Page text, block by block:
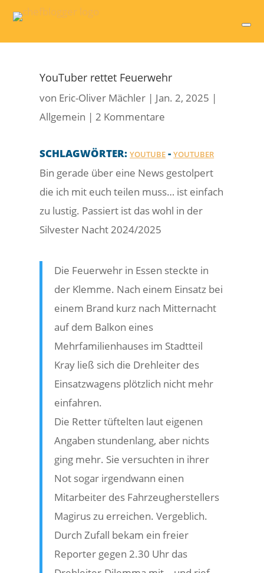
YouTuber rettet Feuerwehr
von Eric-Oliver Mächler | Jan. 2, 2025 |
Allgemein |2 Kommentare
SCHLAGWÖRTER:YOUTUBE -YOUTUBER
Bin gerade über eine News gestolpert
die ich mit euch teilen muss… ist einfach
zu lustig. Passiert ist das wohl in der
Silvester Nacht 2024/2025
Die Feuerwehr in Essen steckte in
der Klemme. Nach einem Einsatz bei
einem Brand kurz nach Mitternacht
auf dem Balkon eines
Mehrfamilienhauses im Stadtteil
Kray ließ sich die Drehleiter des
Einsatzwagens plötzlich nicht mehr
einfahren.
Die Retter tüftelten laut eigenen
Angaben stundenlang, aber nichts
ging mehr. Sie versuchten in ihrer
Not sogar irgendwann einen
Mitarbeiter des Fahrzeugherstellers
Magirus zu erreichen. Vergeblich.
Durch Zufall bekam ein freier
Reporter gegen 2.30 Uhr das